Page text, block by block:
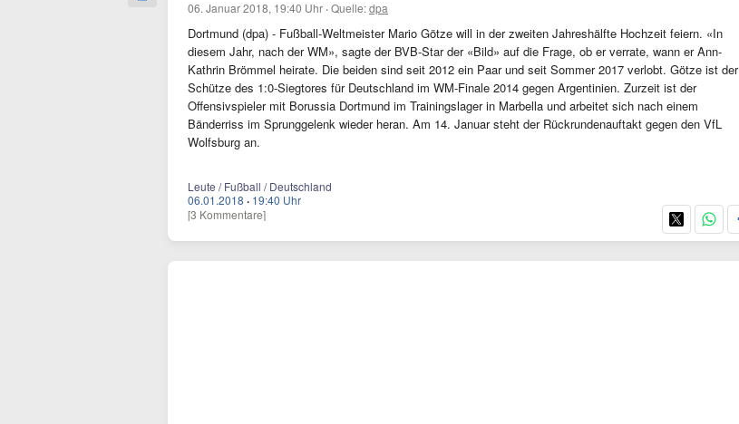
06. Januar 2018, 19:40 Uhr ·Quelle:dpa
Dortmund (dpa) - Fußball-Weltmeister Mario Götze will in der zweiten Jahreshälfte Hochzeit feiern. «In
diesem Jahr, nach der WM», sagte der BVB-Star der «Bild» auf die Frage, ob er verrate, wann er Ann-
Kathrin Brömmel heirate. Die beiden sind seit 2012 ein Paar und seit Sommer 2017 verlobt. Götze ist der
Schütze des 1:0-Siegtores für Deutschland im WM-Finale 2014 gegen Argentinien. Zurzeit ist der
Offensivspieler mit Borussia Dortmund im Trainingslager in Marbella und arbeitet sich nach einem
Bänderriss im Sprunggelenk wieder heran. Am 14. Januar steht der Rückrundenauftakt gegen den VfL
Wolfsburg an.
Leute / Fußball / Deutschland
06.01.2018 · 19:40 Uhr
[3 Kommentare]